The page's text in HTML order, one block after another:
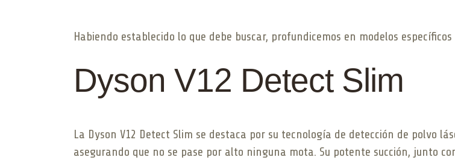
Habiendo establecido lo que debe buscar, profundicemos en modelos
Dyson V12 Detect Slim
La Dyson V12 Detect Slim se destaca por su tecnología de detección de polvo
asegurando que no se pase por alto ninguna mota. Su potente succión, junto